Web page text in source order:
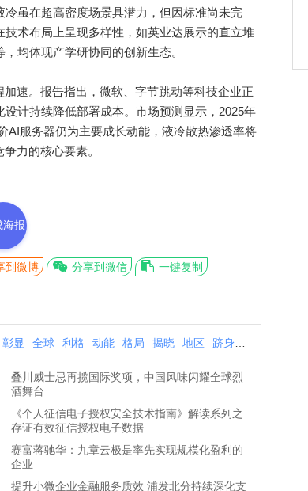
虽在超高密度场景具潜力，但因标准尚未完
术布局上呈现多样性，如英业达展示的直立堆
均体现产学研协同的创新生态。
。报告指出，微软、字节跳动等科技企业正
计持续降低部署成本。市场预测显示，2025年
AI服务器仍为主要成长动能，液冷散热渗透率将
力的核心要素。
海报
到微博 分享到微信 一键复制
彰显 全球 利格 动能 格局 揭晓 地区 跻身
叠川威士忌再揽国际奖项，中国风味闪耀全球烈
酒舞台
《个人征信电子授权安全技术指南》解读系列之
存证有效征信授权电子数据
赛富蒋驰华：九章云极是率先实现规模化盈利的
企业
提升小微企业金融服务质效 浦发北分持续深化支